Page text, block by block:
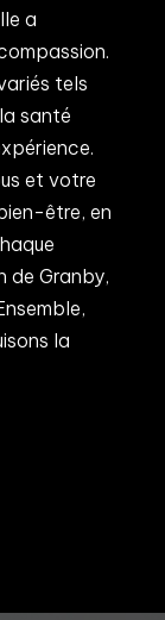
a
tels
santé
et votre
être, en
de Granby,
la